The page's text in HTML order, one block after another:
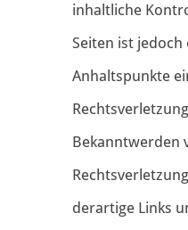
inhaltliche
Seiten ist
Anhaltspunkte
Bekanntwerden
derartige Links